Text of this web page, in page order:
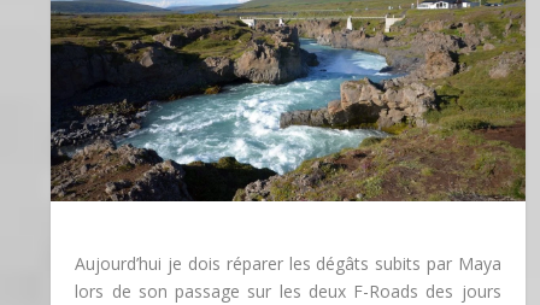
Aujourd’hui je dois réparer les dégâts subits par Maya
lors de son passage sur les deux F-Roads des jours